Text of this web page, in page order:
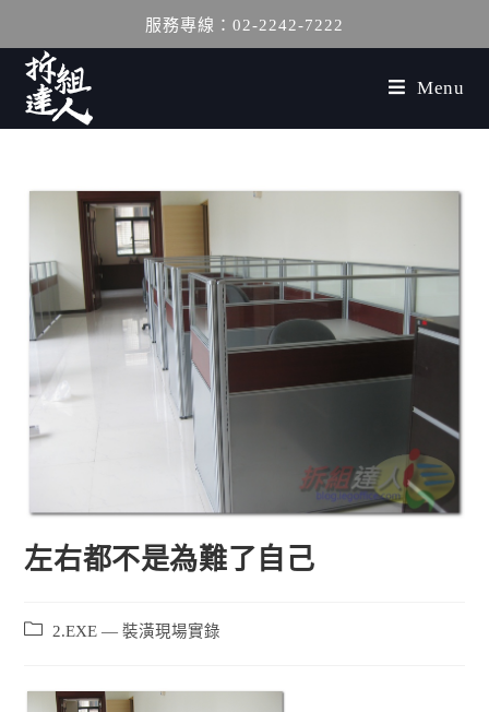
服務專線：02-2242-7222
Menu
左右都不是為難了自己
2.EXE — 裝潢現場實錄